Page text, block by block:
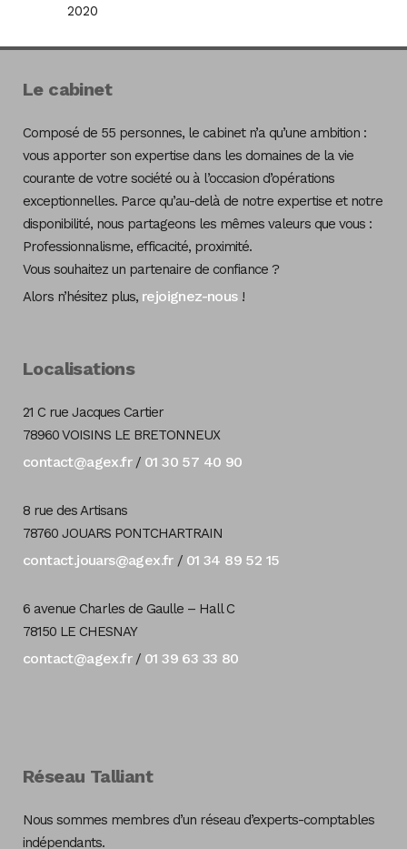
2020
Le cabinet
Composé de 55 personnes, le cabinet n’a qu’une ambition :
vous apporter son expertise dans les domaines de la vie
courante de votre société ou à l’occasion d’opérations
exceptionnelles. Parce qu’au-delà de notre expertise et notre
disponibilité, nous partageons les mêmes valeurs que vous :
Professionnalisme, efficacité, proximité.
Vous souhaitez un partenaire de confiance ?
Alors n’hésitez plus, rejoignez-nous!
Localisations
21 C rue Jacques Cartier
78960 VOISINS LE BRETONNEUX
contact@agex.fr/ 01 30 57 40 90
8 rue des Artisans
78760 JOUARS PONTCHARTRAIN
contact.jouars@agex.fr/ 01 34 89 52 15
6 avenue Charles de Gaulle – Hall C
78150 LE CHESNAY
contact@agex.fr/ 01 39 63 33 80
Réseau Talliant
Nous sommes membres d’un réseau d’experts-comptables
indépendants.